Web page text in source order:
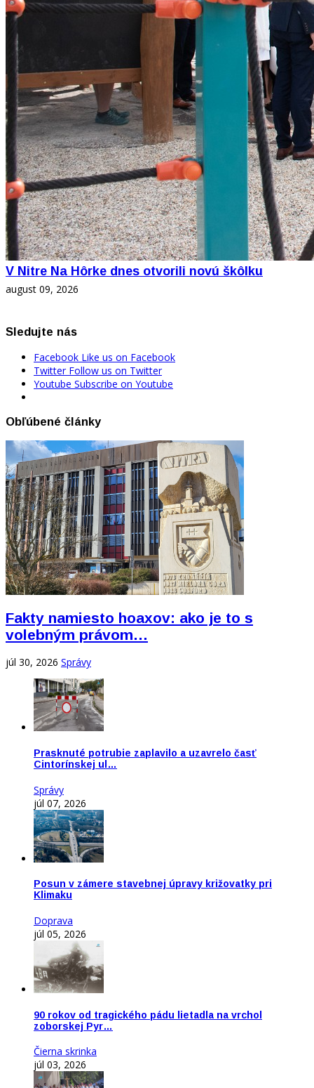
V Nitre Na Hôrke dnes otvorili novú škôlku
august 09, 2026
Sledujte nás
Facebook Like us on Facebook
Twitter Follow us on Twitter
Youtube Subscribe on Youtube
Obľúbené články
Fakty namiesto hoaxov: ako je to s
volebným právom…
júl 30, 2026 Správy
Prasknuté potrubie zaplavilo a uzavrelo časť
Cintorínskej ul…
Správy
júl 07, 2026
Posun v zámere stavebnej úpravy križovatky pri
Klimaku
Doprava
júl 05, 2026
90 rokov od tragického pádu lietadla na vrchol
zoborskej Pyr…
Čierna skrinka
júl 03, 2026